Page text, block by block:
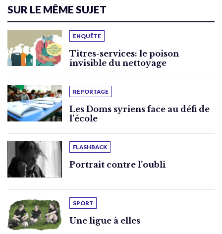
SUR LE MÊME SUJET
ENQUÊTE
Titres-services: le poison
invisible du nettoyage
REPORTAGE
Les Doms syriens face au défi de
l’école
FLASHBACK
Portrait contre l’oubli
SPORT
Une ligue à elles